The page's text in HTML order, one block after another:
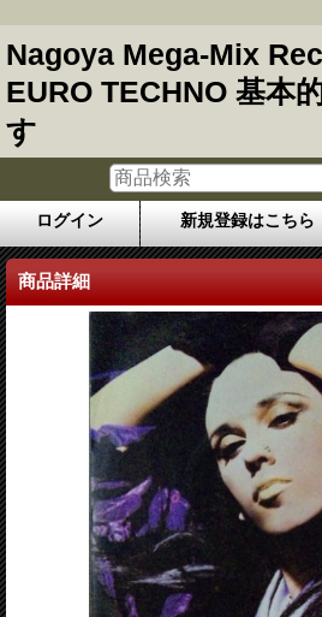
Nagoya Mega-Mix
EURO TECHNO 基本
す
ログイン 新規登録はこちら
商品詳細